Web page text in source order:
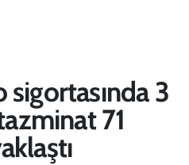
sigortasında 3
71